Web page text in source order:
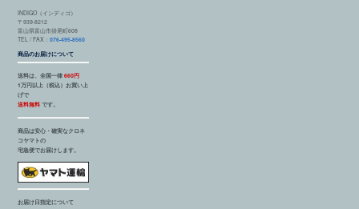
INDIGO（インディゴ）
〒939-8212
富山県富山市掛尾町608
TEL / FAX：076-495-8560
商品のお届けについて
送料は、全国一律660円
1万円以上（税込）お買い上
げで
送料無料 です。
商品は安心・確実なクロネ
コヤマトの
宅急便でお届けします。
お届け日指定について